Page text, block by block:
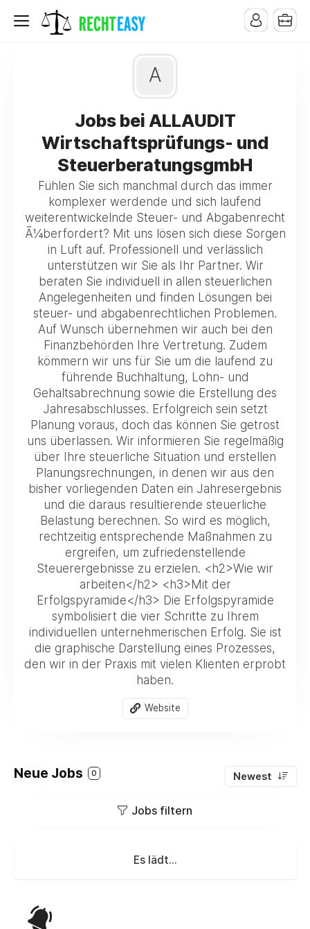
A
Jobs bei ALLAUDIT
Wirtschaftsprüfungs- und
SteuerberatungsgmbH
Fühlen Sie sich manchmal durch das immer
komplexer werdende und sich laufend
weiterentwickelnde Steuer- und Abgabenrecht
Ã¼berfordert? Mit uns lösen sich diese Sorgen
in Luft auf. Professionell und verlässlich
unterstützen wir Sie als Ihr Partner. Wir
beraten Sie individuell in allen steuerlichen
Angelegenheiten und finden Lösungen bei
steuer- und abgabenrechtlichen Problemen.
Auf Wunsch übernehmen wir auch bei den
Finanzbehörden Ihre Vertretung. Zudem
kömmern wir uns für Sie um die laufend zu
führende Buchhaltung, Lohn- und
Gehaltsabrechnung sowie die Erstellung des
Jahresabschlusses. Erfolgreich sein setzt
Planung voraus, doch das können Sie getrost
uns überlassen. Wir informieren Sie regelmäßig
über Ihre steuerliche Situation und erstellen
Planungsrechnungen, in denen wir aus den
bisher vorliegenden Daten ein Jahresergebnis
und die daraus resultierende steuerliche
Belastung berechnen. So wird es möglich,
rechtzeitig entsprechende Maßnahmen zu
ergreifen, um zufriedenstellende
Steuerergebnisse zu erzielen. <h2>Wie wir
arbeiten</h2> <h3>Mit der
Erfolgspyramide</h3> Die Erfolgspyramide
symbolisiert die vier Schritte zu Ihrem
individuellen unternehmerischen Erfolg. Sie ist
die graphische Darstellung eines Prozesses,
den wir in der Praxis mit vielen Klienten erprobt
haben.
Website
Neue Jobs 0 Newest
Jobs filtern
Es lädt...